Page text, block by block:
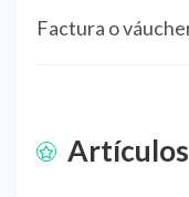
Factura o
Artículos